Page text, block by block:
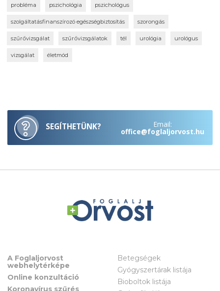
probléma pszichológia pszichológus
szolgáltatásfinanszírozó egészségbiztosítás szorongás
szűrővizsgálat szűrővizsgálatok tél urológia urológus
vizsgálat életmód
SEGÍTHETÜNK? Email:
office@foglaljorvost.hu
A Foglaljorvost
webhelytérképe
Online konzultáció
Koronavírus szűrés
Betegségek
Gyógyszertárak listája
Bioboltok listája